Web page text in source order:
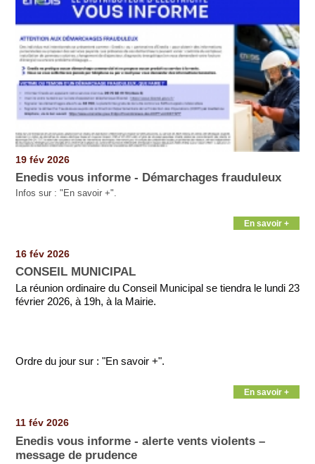
19 fév 2026
Enedis vous informe - Démarchages frauduleux
Infos sur : "En savoir +".
En savoir +
16 fév 2026
CONSEIL MUNICIPAL
La réunion ordinaire du Conseil Municipal se tiendra le lundi 23
février 2026, à 19h, à la Mairie.
Ordre du jour sur : "En savoir +".
En savoir +
11 fév 2026
Enedis vous informe - alerte vents violents –
message de prudence